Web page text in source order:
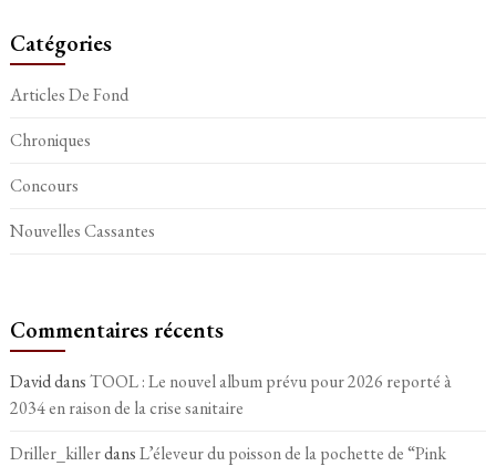
Catégories
Articles De Fond
Chroniques
Concours
Nouvelles Cassantes
Commentaires récents
DaviddansTOOL : Le nouvel album prévu pour 2026 reporté à
2034 en raison de la crise sanitaire
Driller_killerdansL’éleveur du poisson de la pochette de “Pink